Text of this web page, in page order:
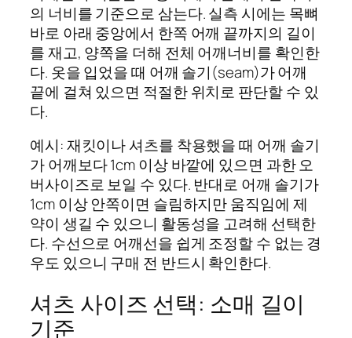
의 너비를 기준으로 삼는다. 실측 시에는 목뼈
바로 아래 중앙에서 한쪽 어깨 끝까지의 길이
를 재고, 양쪽을 더해 전체 어깨너비를 확인한
다. 옷을 입었을 때 어깨 솔기(seam)가 어깨
끝에 걸쳐 있으면 적절한 위치로 판단할 수 있
다.
예시: 재킷이나 셔츠를 착용했을 때 어깨 솔기
가 어깨보다 1cm 이상 바깥에 있으면 과한 오
버사이즈로 보일 수 있다. 반대로 어깨 솔기가
1cm 이상 안쪽이면 슬림하지만 움직임에 제
약이 생길 수 있으니 활동성을 고려해 선택한
다. 수선으로 어깨선을 쉽게 조정할 수 없는 경
우도 있으니 구매 전 반드시 확인한다.
셔츠 사이즈 선택: 소매 길이
기준